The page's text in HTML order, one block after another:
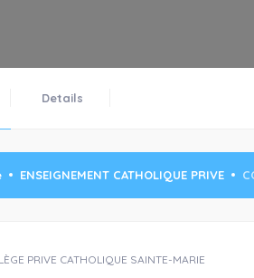
Details
ENSEIGNEMENT CATHOLIQUE PRIVE
PRIVE CATHOLIQUE SAINTE-MARIE